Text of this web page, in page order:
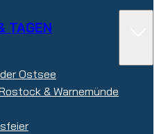
TAGEN
Ostsee
& Warnemünde